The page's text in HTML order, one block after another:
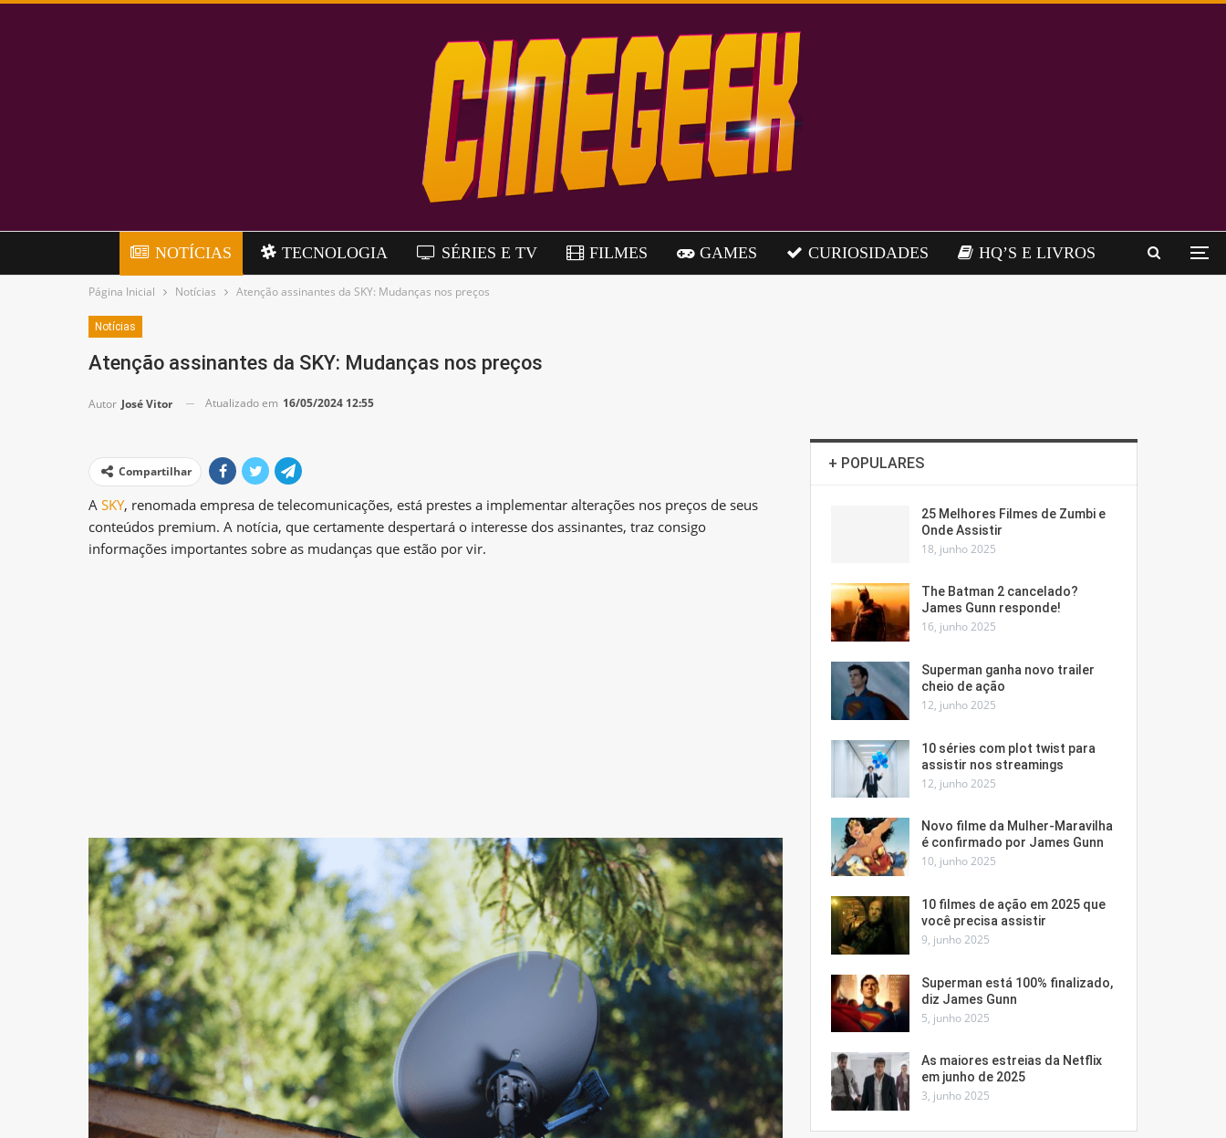
NOTÍCIAS TECNOLOGIA SÉRIES E TV FILMES GAMES CURIOSIDADES HQ’S E LIVROS
Página Inicial Notícias Atenção assinantes da SKY: Mudanças nos preços
Notícias
Atenção assinantes da SKY: Mudanças nos preços
Autor José Vitor Atualizado em 16/05/2024 12:55
Compartilhar
A SKY, renomada empresa de telecomunicações, está prestes a implementar alterações nos preços de seus
conteúdos premium. A notícia, que certamente despertará o interesse dos assinantes, traz consigo
informações importantes sobre as mudanças que estão por vir.
+ POPULARES
25 Melhores Filmes de Zumbi e
Onde Assistir
18, junho 2025
The Batman 2 cancelado?
James Gunn responde!
16, junho 2025
Superman ganha novo trailer
cheio de ação
12, junho 2025
10 séries com plot twist para
assistir nos streamings
12, junho 2025
Novo filme da Mulher-Maravilha
é confirmado por James Gunn
10, junho 2025
10 filmes de ação em 2025 que
você precisa assistir
9, junho 2025
Superman está 100% finalizado,
diz James Gunn
5, junho 2025
As maiores estreias da Netflix
em junho de 2025
3, junho 2025